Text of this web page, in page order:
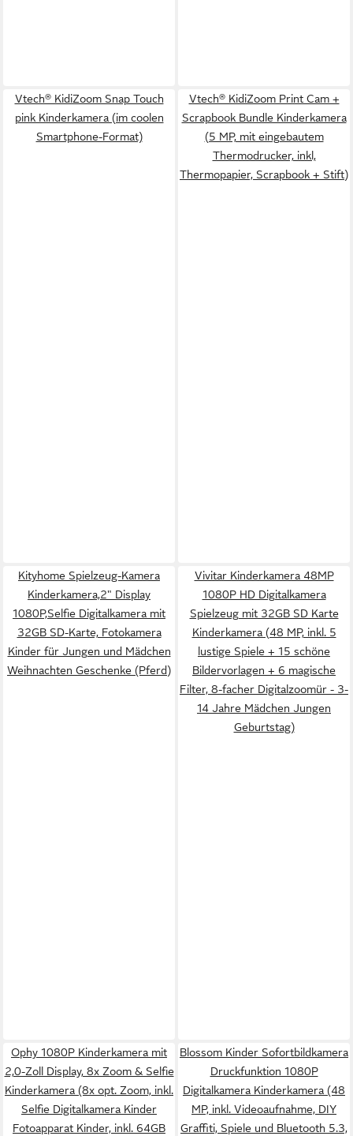
Vtech® KidiZoom Snap Touch
pink Kinderkamera (im coolen
Smartphone-Format)
Vtech® KidiZoom Print Cam +
Scrapbook Bundle Kinderkamera
(5 MP, mit eingebautem
Thermodrucker, inkl,
Thermopapier, Scrapbook + Stift)
Kityhome Spielzeug-Kamera
Kinderkamera,2" Display
1080P,Selfie Digitalkamera mit
32GB SD-Karte, Fotokamera
Kinder für Jungen und Mädchen
Weihnachten Geschenke (Pferd)
Vivitar Kinderkamera 48MP
1080P HD Digitalkamera
Spielzeug mit 32GB SD Karte
Kinderkamera (48 MP, inkl. 5
lustige Spiele + 15 schöne
Bildervorlagen + 6 magische
Filter, 8-facher Digitalzoomür - 3-
14 Jahre Mädchen Jungen
Geburtstag)
Ophy 1080P Kinderkamera mit
2,0-Zoll Display, 8x Zoom & Selfie
Kinderkamera (8x opt. Zoom, inkl.
Selfie Digitalkamera Kinder
Fotoapparat Kinder, inkl. 64GB
Blossom Kinder Sofortbildkamera
Druckfunktion 1080P
Digitalkamera Kinderkamera (48
MP, inkl. Videoaufnahme, DIY
Graffiti, Spiele und Bluetooth 5.3,